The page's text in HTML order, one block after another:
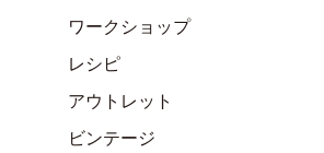
ワークショップ
レシピ
アウトレット
ビンテージ